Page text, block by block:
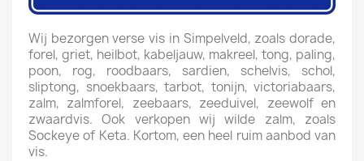
Wij bezorgen verse vis in Simpelveld, zoals dorade,
forel, griet, heilbot, kabeljauw, makreel, tong, paling,
poon, rog, roodbaars, sardien, schelvis, schol,
sliptong, snoekbaars, tarbot, tonijn, victoriabaars,
zalm, zalmforel, zeebaars, zeeduivel, zeewolf en
zwaardvis. Ook verkopen wij wilde zalm, zoals
Sockeye of Keta. Kortom, een heel ruim aanbod van
vis.